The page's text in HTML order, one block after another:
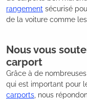
rangement sécurisé
de la voiture comme
Nous vous
carport
Grâce à de
qui est important pour
carports, nous